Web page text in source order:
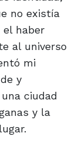
no existía
el haber
al universo
mi
y
ciudad
y la